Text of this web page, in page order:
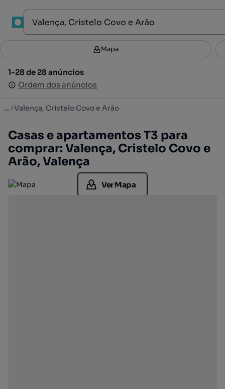
Filtros 2
1-28 de 28 anúncios
Ordem dos anúncios
Mapa
1-28 de 28 anúncios
Ordem dos anúncios
... Valença, Cristelo Covo e Arão
Casas e apartamentos T3 para
comprar: Valença, Cristelo Covo e
Arão, Valença
Ver Mapa